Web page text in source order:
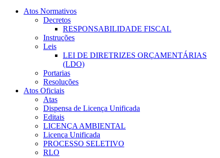
Atos Normativos
Decretos
RESPONSABILIDADE FISCAL
Instruções
Leis
LEI DE DIRETRIZES ORÇAMENTÁRIAS
(LDO)
Portarias
Resoluções
Atos Oficiais
Atas
Dispensa de Licença Unificada
Editais
LICENÇA AMBIENTAL
Licença Unificada
PROCESSO SELETIVO
RLO